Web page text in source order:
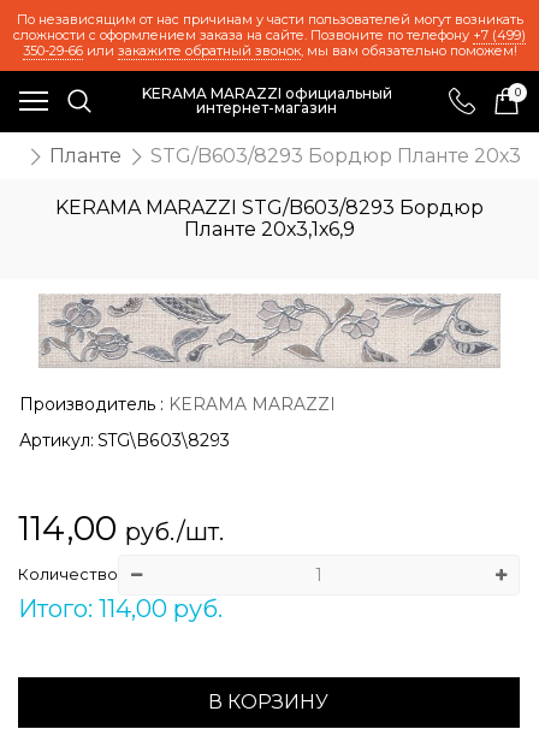
По независящим от нас причинам у части пользователей могут возникать
сложности с оформлением заказа на сайте. Позвоните по телефону +7 (499)
350-29-66или закажите обратный звонок, мы вам обязательно поможем!
KERAMA MARAZZI официальный
интернет-магазин
0
Планте STG/B603/8293 Бордюр Планте
KERAMA MARAZZI STG/B603/8293 Бордюр
Планте 20х3,1х6,9
Производитель : KERAMA MARAZZI
Артикул: STG\B603\8293
114,00 руб./шт.
Количество
Итого: 114,00 руб.
В КОРЗИНУ